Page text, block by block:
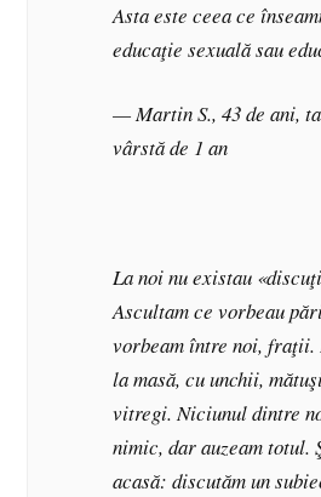
Asta este ceea ce
educaţie sexuală sau
— Martin S., 43 de ani,
vârstă de 1 an
La noi nu existau
Ascultam ce vorbeau
vorbeam între noi,
la masă, cu unchii,
vitregi. Niciunul dintre
nimic, dar auzeam totul.
acasă: discutăm un